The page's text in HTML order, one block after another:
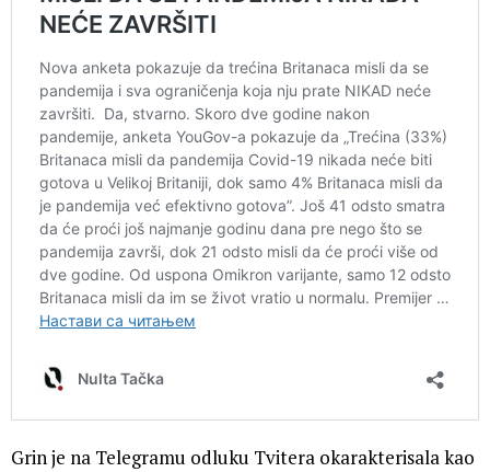
Grin je na Telegramu odluku Tvitera okarakterisala kao